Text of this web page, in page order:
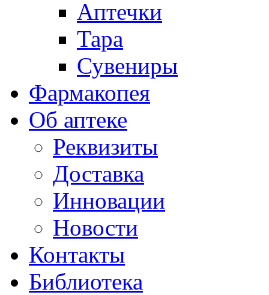
Аптечки
Тара
Сувениры
Фармакопея
Об аптеке
Реквизиты
Доставка
Инновации
Новости
Контакты
Библиотека